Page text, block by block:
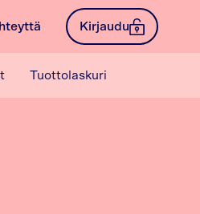
Kirjaudu
Tuottolaskuri